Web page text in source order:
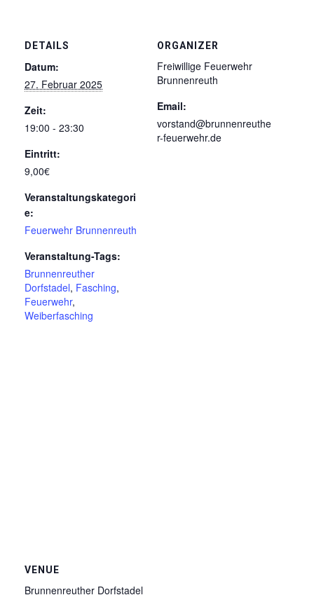
DETAILS
Datum:
27. Februar 2025
Zeit:
19:00 - 23:30
Eintritt:
9,00€
Veranstaltungskategori
e:
Feuerwehr Brunnenreuth
Veranstaltung-Tags:
Brunnenreuther
Dorfstadel, Fasching,
Feuerwehr,
Weiberfasching
ORGANIZER
Freiwillige Feuerwehr
Brunnenreuth
Email:
vorstand@brunnenreuthe
r-feuerwehr.de
VENUE
Brunnenreuther Dorfstadel